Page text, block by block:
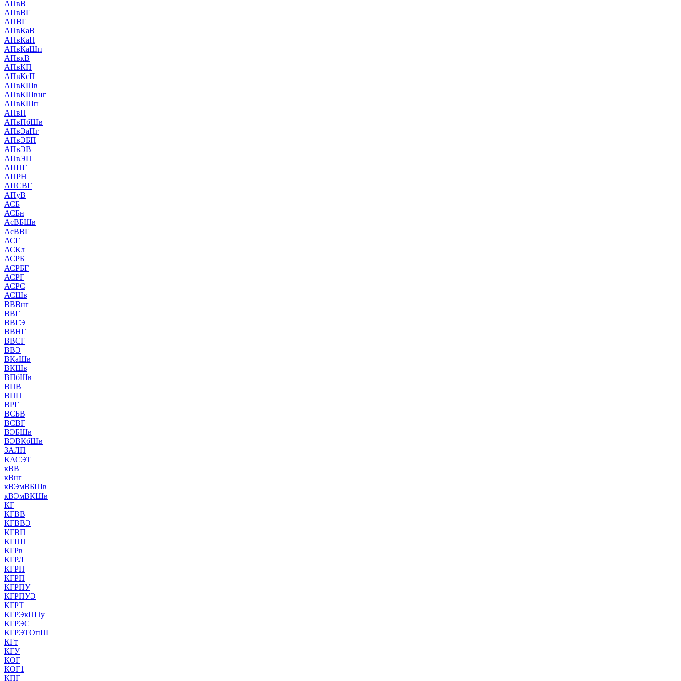
АПвВ
АПвВГ
АПВГ
АПвКаВ
АПвКаП
АПвКаШп
АПвкВ
АПвКП
АПвКсП
АПвКШв
АПвКШвнг
АПвКШп
АПвП
АПвПбШв
АПвЭаПг
АПвЭБП
АПвЭВ
АПвЭП
АППГ
АПРН
АПСВГ
АПуВ
АСБ
АСБн
АсВБШв
АсВВГ
АСГ
АСКл
АСРБ
АСРБГ
АСРГ
АСРС
АСШв
ВВВнг
ВВГ
ВВГЭ
ВВНГ
ВВСГ
ВВЭ
ВКаШв
ВКШв
ВПбШв
ВПВ
ВПП
ВРГ
ВСБВ
ВСВГ
ВЭБШв
ВЭВКбШв
ЗАЛП
КАСЭТ
кВВ
кВнг
кВЭмВБШв
кВЭмВКШв
КГ
КГВВ
КГВВЭ
КГВП
КГПП
КГРв
КГРЛ
КГРН
КГРП
КГРПУ
КГРПУЭ
КГРТ
КГРЭкППу
КГРЭС
КГРЭТОпШ
КГт
КГУ
КОГ
КОГ1
КПГ